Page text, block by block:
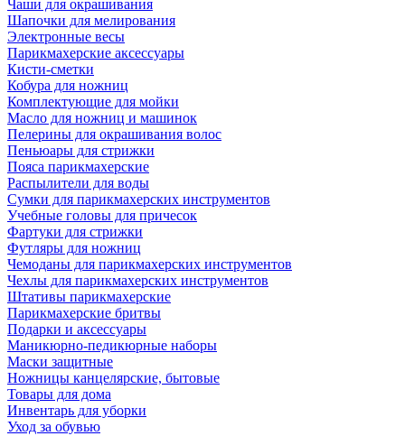
Чаши для окрашивания
Шапочки для мелирования
Электронные весы
Парикмахерские аксессуары
Кисти-сметки
Кобура для ножниц
Комплектующие для мойки
Масло для ножниц и машинок
Пелерины для окрашивания волос
Пеньюары для стрижки
Пояса парикмахерские
Распылители для воды
Сумки для парикмахерских инструментов
Учебные головы для причесок
Фартуки для стрижки
Футляры для ножниц
Чемоданы для парикмахерских инструментов
Чехлы для парикмахерских инструментов
Штативы парикмахерские
Парикмахерские бритвы
Подарки и аксессуары
Маникюрно-педикюрные наборы
Маски защитные
Ножницы канцелярские, бытовые
Товары для дома
Инвентарь для уборки
Уход за обувью